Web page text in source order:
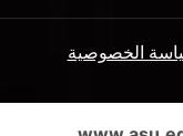
الخصوصية
الشائعة